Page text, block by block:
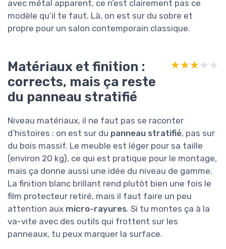
avec métal apparent, ce n’est clairement pas ce
modèle qu’il te faut. Là, on est sur du sobre et
propre pour un salon contemporain classique.
Matériaux et finition :
corrects, mais ça reste
du panneau stratifié
★★★★★
★★★★★
Niveau matériaux, il ne faut pas se raconter
d’histoires : on est sur du panneau stratifié, pas sur
du bois massif. Le meuble est léger pour sa taille
(environ 20 kg), ce qui est pratique pour le montage,
mais ça donne aussi une idée du niveau de gamme.
La finition blanc brillant rend plutôt bien une fois le
film protecteur retiré, mais il faut faire un peu
attention aux micro-rayures. Si tu montes ça à la
va-vite avec des outils qui frottent sur les
panneaux, tu peux marquer la surface.